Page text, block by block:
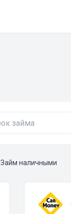
Займ наличными